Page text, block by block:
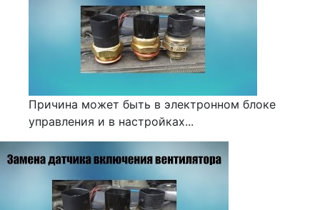
Причина может быть в электронном блоке
управления и в настройках...